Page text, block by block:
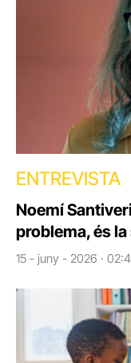
ENTREVISTA
Noemí
problema, és
15 - juny - 2026 ·